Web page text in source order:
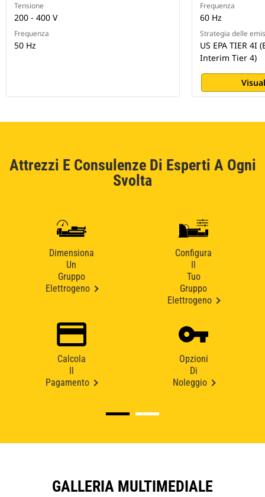
Tensione
200 - 400 V
Frequenza
50 Hz
Frequenza
60 Hz
Strategia delle
US EPA TIER 4I
Interim Tier 4)
Attrezzi E Consulenze Di Esperti A Ogni
Svolta
Dimensiona
Un
Gruppo
Elettrogeno
Configura
Tuo
Gruppo
Elettrogeno
Calcola
Pagamento
Opzioni
Di
Noleggio
GALLERIA MULTIMEDIALE